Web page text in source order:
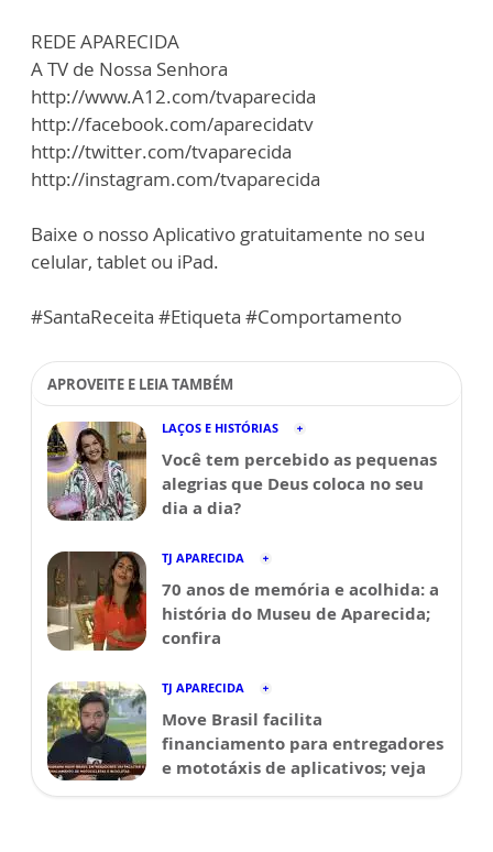
REDE APARECIDA
A TV de Nossa Senhora
http://www.A12.com/tvaparecida
http://facebook.com/aparecidatv
http://twitter.com/tvaparecida
http://instagram.com/tvaparecida
Baixe o nosso Aplicativo gratuitamente no seu
celular, tablet ou iPad.
#SantaReceita #Etiqueta #Comportamento
APROVEITE E LEIA TAMBÉM
LAÇOS E HISTÓRIAS
Você tem percebido as pequenas
alegrias que Deus coloca no seu
dia a dia?
TJ APARECIDA
70 anos de memória e acolhida: a
história do Museu de Aparecida;
confira
TJ APARECIDA
Move Brasil facilita
financiamento para entregadores
e mototáxis de aplicativos; veja